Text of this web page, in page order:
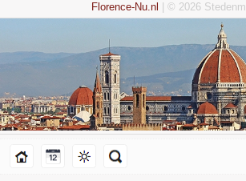
Florence-Nu.nl | © 2026